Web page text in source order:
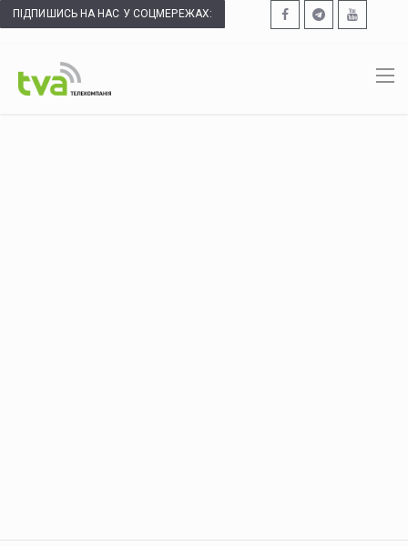
ПІДПИШИСЬ НА НАС У СОЦМЕРЕЖАХ: